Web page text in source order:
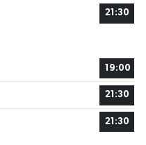
21:30
19:00
21:30
21:30